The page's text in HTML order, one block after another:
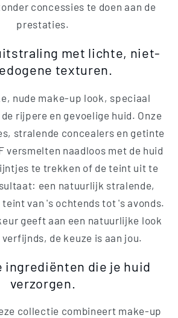
concessies te doen aan de
prestaties.
met lichte, niet-
texturen.
nude make-up look, speciaal
rijpere en gevoelige huid. Onze
stralende concealers en getinte
versmelten naadloos met de huid
te trekken of de teint uit te
een natuurlijk stralende,
van 's ochtends tot 's avonds.
geeft aan een natuurlijke look
de keuze is aan jou.
ingrediënten die je huid
verzorgen.
collectie combineert make-up